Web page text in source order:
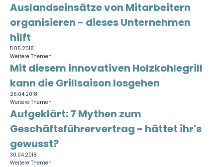
Auslandseinsätze von Mitarbeitern
organisieren - dieses Unternehmen
hilft
11.05.2018
Weitere Themen
Mit diesem innovativen Holzkohlegrill
kann die Grillsaison losgehen
26.04.2018
Weitere Themen
Aufgeklärt: 7 Mythen zum
Geschäftsführervertrag - hättet ihr's
gewusst?
30.04.2018
Weitere Themen